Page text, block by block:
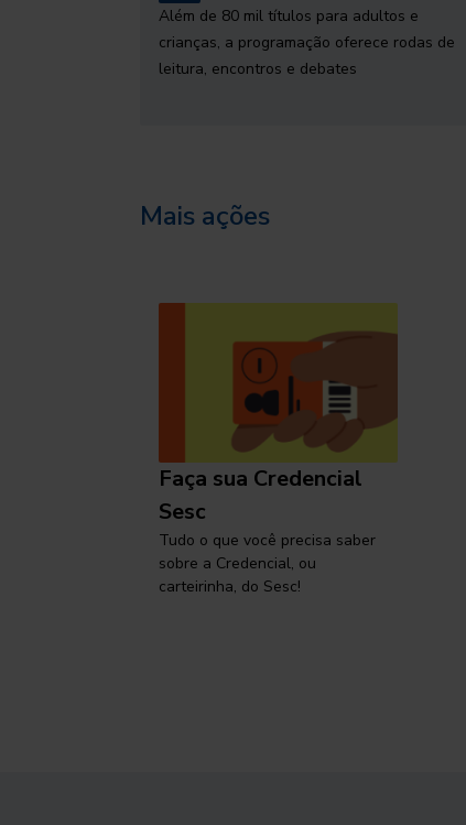
Além de 80 mil títulos para adultos e
crianças, a programação oferece rodas de
leitura, encontros e debates
Mais ações
Faça sua Credencial
Sesc
Tudo o que você precisa saber
sobre a Credencial, ou
carteirinha, do Sesc!